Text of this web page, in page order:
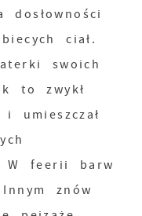
ciał.
swoich
to zwykł
umieszczał
W feerii barw
znów